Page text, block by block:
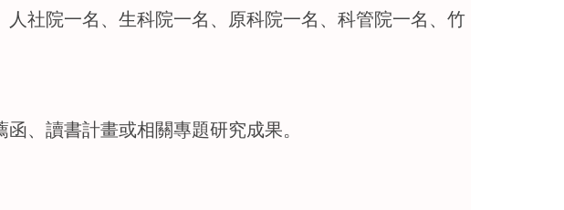
人社院一名、生科院一名、原科院一名、科管院一名、竹
、讀書計畫或相關專題研究成果。